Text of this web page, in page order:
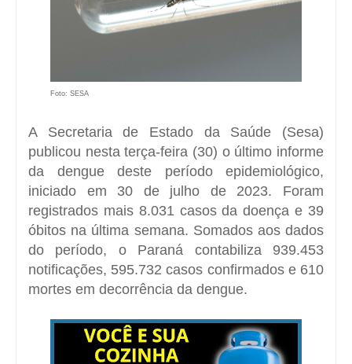
Foto: SESA
A Secretaria de Estado da Saúde (Sesa)
publicou nesta terça-feira (30) o último informe
da dengue deste período epidemiológico,
iniciado em 30 de julho de 2023. Foram
registrados mais 8.031 casos da doença e 39
óbitos na última semana. Somados aos dados
do período, o Paraná contabiliza 939.453
notificações, 595.732 casos confirmados e 610
mortes em decorrência da dengue.